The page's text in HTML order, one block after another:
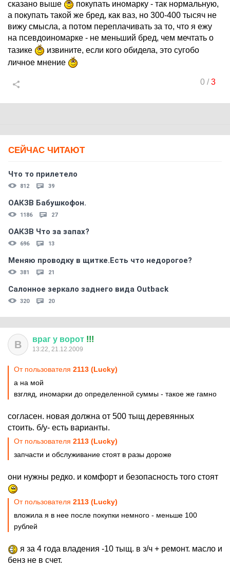
сказано выше
покупать иномарку - так нормальную,
а покупать такой же бред, как ваз, но 300-400 тысяч не
вижу смысла, а потом переплачивать за то, что я ежу
на псевдоиномарке - не меньший бред, чем мечтать о
тазике
извините, если кого обидела, это сугобо
личное мнение
0/3
СЕЙЧАС ЧИТАЮТ
Что то прилетело
812 39
ОАКЗВ Бабушкофон.
1186 27
ОАКЗВ Что за запах?
696 13
Меняю проводку в щитке.Есть что недорогое?
381 21
Салонное зеркало заднего вида Outback
320 20
В враг у ворот !!!
13:22, 21.12.2009
От пользователя 2113 (Lucky)
а на мой
взгляд, иномарки до определенной суммы - такое же гамно
согласен. новая должна от 500 тыщ деревянных
стоить. б/у- есть варианты.
От пользователя 2113 (Lucky)
запчасти и обслуживание стоят в разы дороже
они нужны редко. и комфорт и безопасность того стоят
От пользователя 2113 (Lucky)
вложила я в нее после покупки немного - меньше 100
рублей
я за 4 года владения -10 тыщ. в з/ч + ремонт. масло и
бенз не в счет.